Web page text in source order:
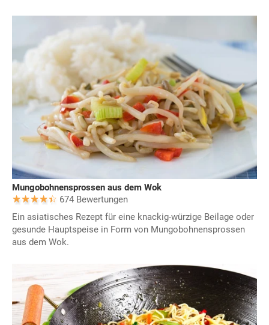
Mungobohnensprossen aus dem Wok
674 Bewertungen
Ein asiatisches Rezept für eine knackig-würzige Beilage oder
gesunde Hauptspeise in Form von Mungobohnensprossen
aus dem Wok.